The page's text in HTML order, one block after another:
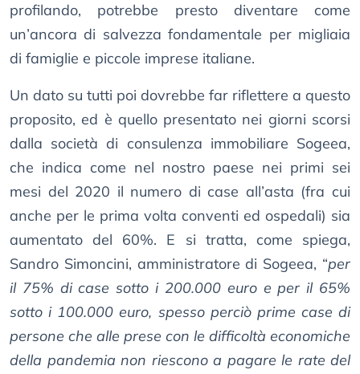
profilando, potrebbe presto diventare come
un’ancora di salvezza fondamentale per migliaia
di famiglie e piccole imprese italiane.
Un dato su tutti poi dovrebbe far riflettere a questo
proposito, ed è quello presentato nei giorni scorsi
dalla società di consulenza immobiliare Sogeea,
che indica come nel nostro paese nei primi sei
mesi del 2020 il numero di case all’asta (fra cui
anche per le prima volta conventi ed ospedali) sia
aumentato del 60%. E si tratta, come spiega,
Sandro Simoncini, amministratore di Sogeea, “per
il 75% di case sotto i 200.000 euro e per il 65%
sotto i 100.000 euro, spesso perciò prime case di
persone che alle prese con le difficoltà economiche
della pandemia non riescono a pagare le rate del